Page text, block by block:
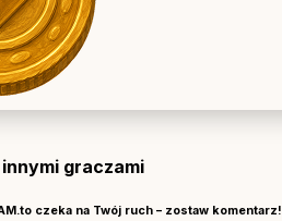
graczami
czeka na Twój ruch – zostaw komentarz!